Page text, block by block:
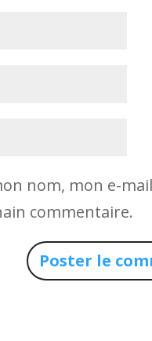
nom, mon e-
commentaire.